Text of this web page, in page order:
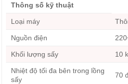
Thông số kỹ thuật
Loại máy
Nguồn điện
Khối lượng sấy 10
Nhiệt độ tối đa bên trong lồng
sấy
70